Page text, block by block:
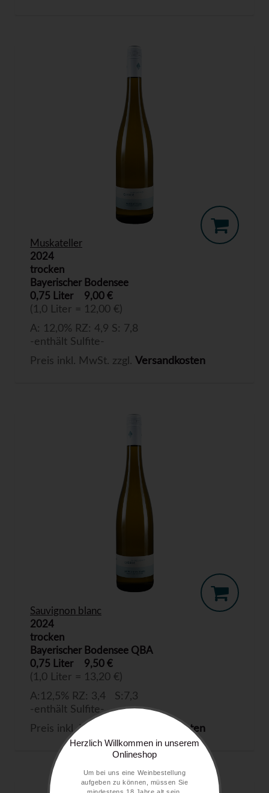
Muskateller
2024
trocken
Bayerischer Bodensee
0,75 Liter
9,00 €
(1,0 Liter = 12,00 €)
A: 12,0% RZ: 4,9 S: 7,8
-enthält Sulfite-
Preis inkl. MwSt. zzgl. Versandkosten
Sauvignon blanc
2024
trocken
Bayerischer Bodensee QBA
0,75 Liter
9,50 €
(1,0 Liter = 13,20 €)
A:12,5% RZ: 3,4 S:7,3
-enthält Sulfite-
Preis inkl. MwSt. zzgl.
Versandkosten
Herzlich Willkommen in unserem
Onlineshop
Um bei uns eine Weinbestellung
aufgeben zu können, müssen Sie